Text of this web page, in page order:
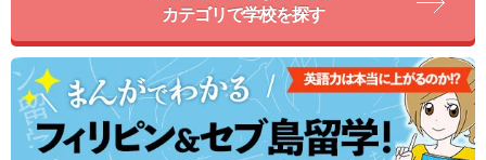
カテゴリで学校を探す